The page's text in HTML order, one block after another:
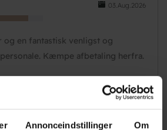
Annonceindstillinger Om
03.Aug.2026
og en fantastisk venligst og
Kæmpe afbetaling herfra.